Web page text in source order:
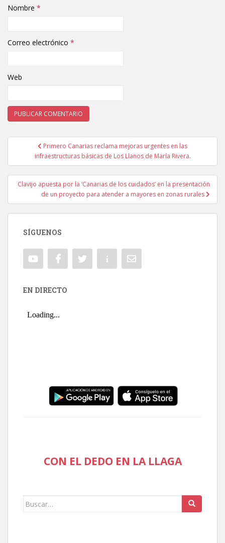
Nombre *
Correo electrónico *
Web
Navegación de entradas
Primero Canarias reclama mejoras urgentes en las
infraestructuras básicas de Los Llanos de María Rivera.
Clavijo apuesta por la ‘Canarias de los cuidados’ en la presentación
de un proyecto para atender a mayores en zonas rurales
SÍGUENOS
EN DIRECTO
CON EL DEDO EN LA LLAGA
Buscar: